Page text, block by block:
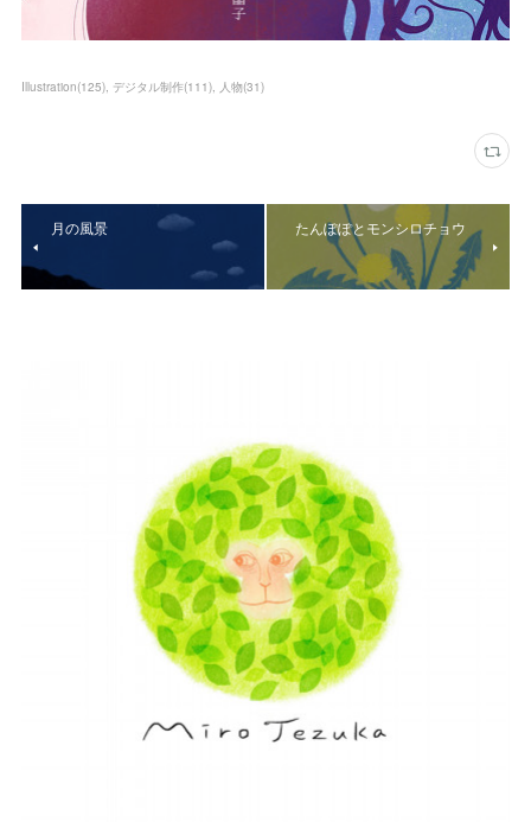
Illustration(125) デジタル制作(111) 人物(31)
月の風景 たんぽぽとモンシロチョウ